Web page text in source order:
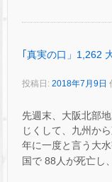
｢真実の口」1,262
投稿日: 2018年7月9日
先週末、大阪北部
じくして、九州か
年に一度と言う大
国で 88人が死亡し